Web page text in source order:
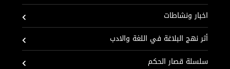
اخبار ونشاطات
أثر نهج البلاغة في اللغة والادب
سلسلة قصار الحكم